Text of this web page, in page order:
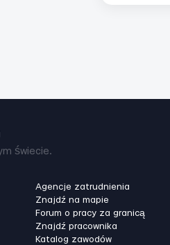
świecie.
Agencje zatrudnienia
Znajdź na mapie
Forum o pracy za granicą
Znajdź pracownika
Katalog zawodów